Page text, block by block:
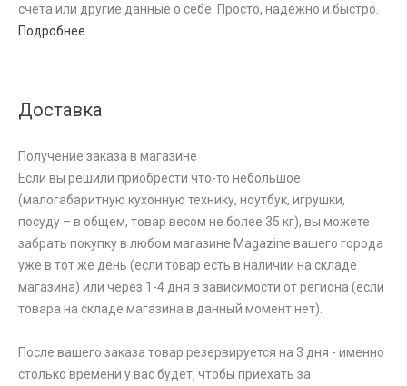
счета или другие данные о себе. Просто, надежно и быстро.
Подробнее
Доставка
Получение заказа в магазине
Если вы решили приобрести что-то небольшое
(малогабаритную кухонную технику, ноутбук, игрушки,
посуду – в общем, товар весом не более 35 кг), вы можете
забрать покупку в любом магазине Magazine вашего города
уже в тот же день (если товар есть в наличии на складе
магазина) или через 1-4 дня в зависимости от региона (если
товара на складе магазина в данный момент нет).
После вашего заказа товар резервируется на 3 дня - именно
столько времени у вас будет, чтобы приехать за